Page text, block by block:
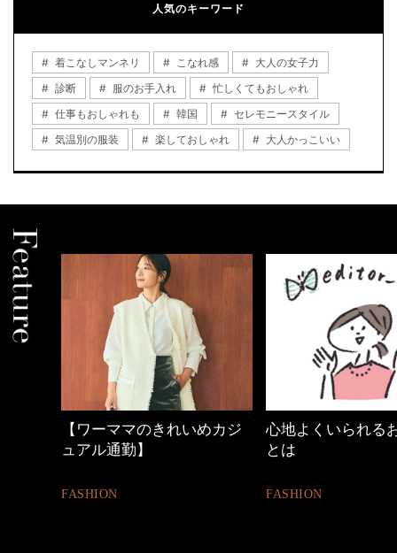
人気のキーワード
着こなしマンネリ こなれ感
大人の女子力
診断
服のお手入れ
忙しくてもおしゃれ
仕事もおしゃれも
韓国
セレモニースタイル
気温別の服装
楽しておしゃれ 大人かっこいい
【ワーママのきれいめカジ
ュアル通勤】
FASHION
心地よくいられる
とは
FASHION